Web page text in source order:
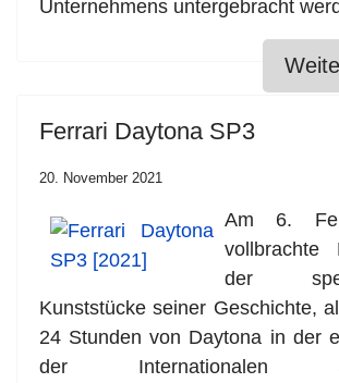
Unternehmens untergebracht
Ferrari Daytona SP3
20. November 2021
Am 6.
vollbrachte
der
Kunststücke seiner Geschichte,
24 Stunden von Daytona in der
der Internationalen